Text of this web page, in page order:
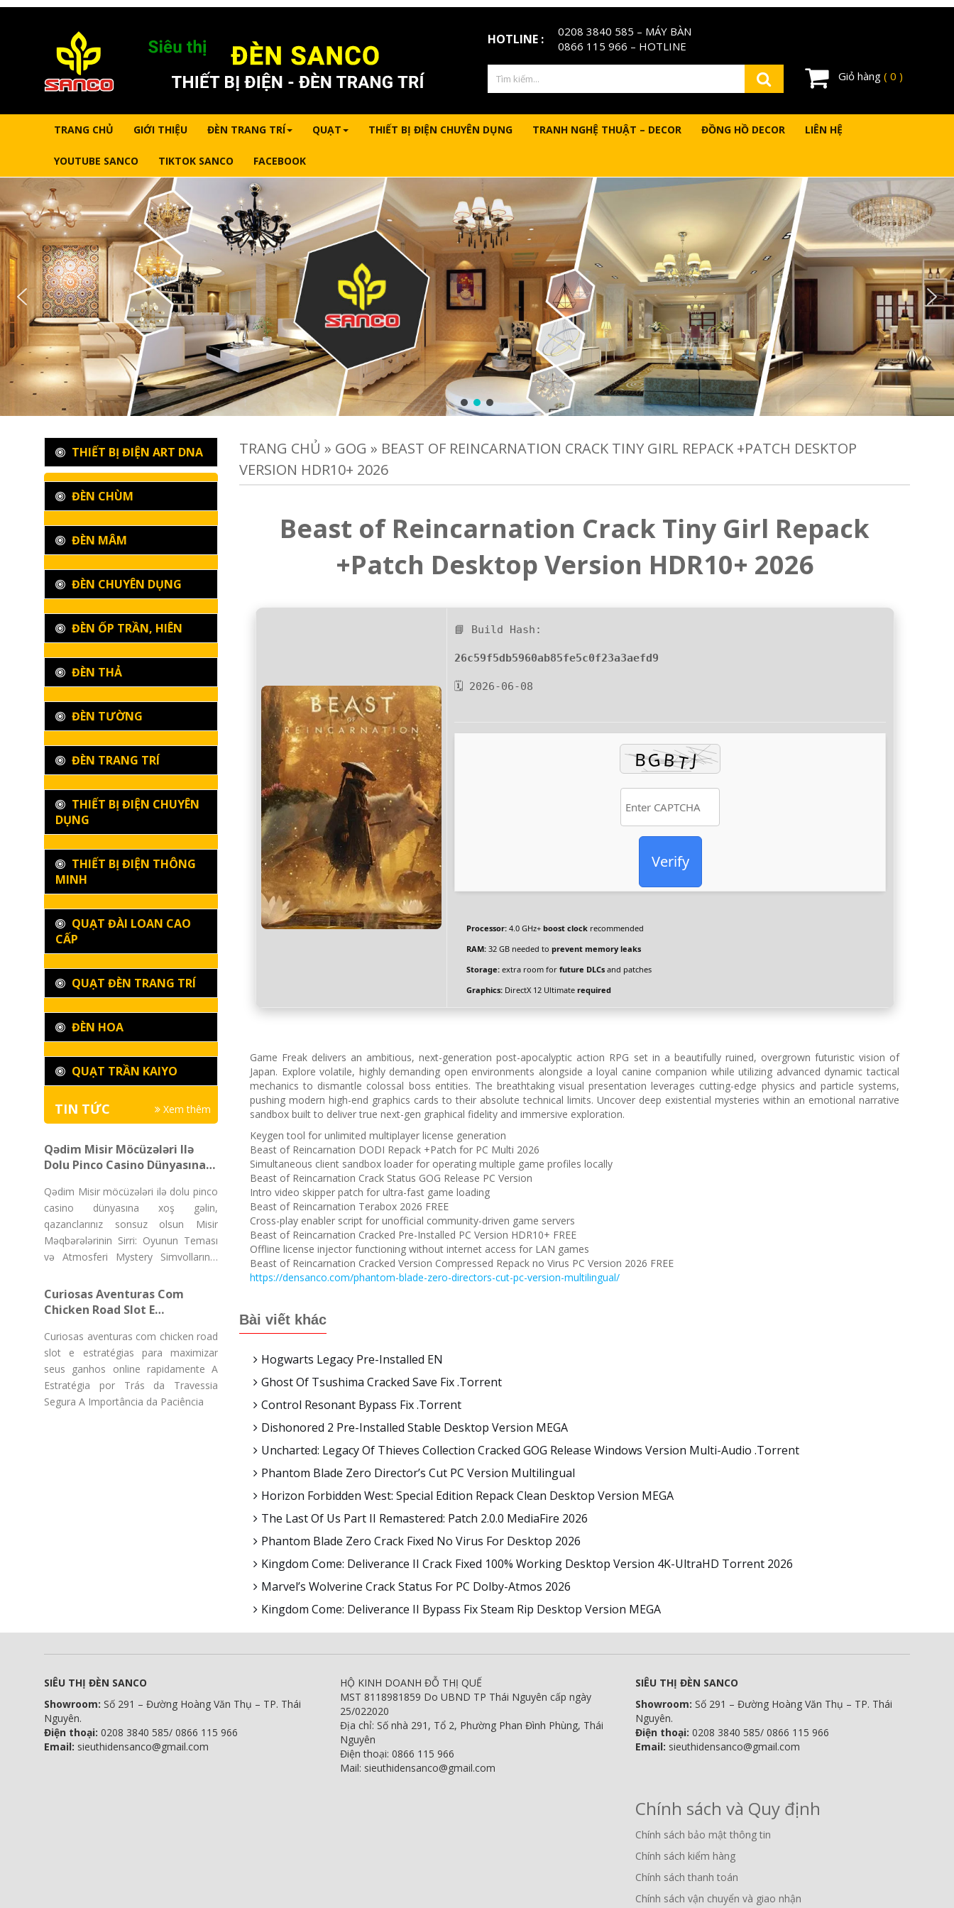
HOTLINE : 0208 3840 585 – MÁY BÀN
0866 115 966 – HOTLINE
Giỏ hàng ( 0 )
TRANG CHỦ GIỚI THIỆU ĐÈN TRANG TRÍ QUẠT THIẾT BỊ ĐIỆN CHUYÊN DỤNG TRANH NGHỆ THUẬT – DECOR ĐỒNG HỒ DECOR LIÊN HỆ
YOUTUBE SANCO TIKTOK SANCO FACEBOOK
TRANG CHỦ » GOG » BEAST OF REINCARNATION CRACK TINY GIRL REPACK +PATCH DESKTOP
VERSION HDR10+ 2026
Beast of Reincarnation Crack Tiny Girl Repack
+Patch Desktop Version HDR10+ 2026
📘 Build Hash:
26c59f5db5960ab85fe5c0f23a3aefd9
🗓 2026-06-08
Verify
Processor: 4.0 GHz+ boost clock recommended
RAM: 32 GB needed to prevent memory leaks
Storage: extra room for future DLCs and patches
Graphics: DirectX 12 Ultimate required
Game Freak delivers an ambitious, next-generation post-apocalyptic action RPG set in a beautifully ruined, overgrown futuristic vision of
Japan. Explore volatile, highly demanding open environments alongside a loyal canine companion while utilizing advanced dynamic tactical
mechanics to dismantle colossal boss entities. The breathtaking visual presentation leverages cutting-edge physics and particle systems,
pushing modern high-end graphics cards to their absolute technical limits. Uncover deep existential mysteries within an emotional narrative
sandbox built to deliver true next-gen graphical fidelity and immersive exploration.
Keygen tool for unlimited multiplayer license generation
Beast of Reincarnation DODI Repack +Patch for PC Multi 2026
Simultaneous client sandbox loader for operating multiple game profiles locally
Beast of Reincarnation Crack Status GOG Release PC Version
Intro video skipper patch for ultra-fast game loading
Beast of Reincarnation Terabox 2026 FREE
Cross-play enabler script for unofficial community-driven game servers
Beast of Reincarnation Cracked Pre-Installed PC Version HDR10+ FREE
Offline license injector functioning without internet access for LAN games
Beast of Reincarnation Cracked Version Compressed Repack no Virus PC Version 2026 FREE
https://densanco.com/phantom-blade-zero-directors-cut-pc-version-multilingual/
Bài viết khác
Hogwarts Legacy Pre-Installed EN
Ghost Of Tsushima Cracked Save Fix .torrent
Control Resonant Bypass Fix .torrent
Dishonored 2 Pre-Installed Stable Desktop Version MEGA
Uncharted: Legacy Of Thieves Collection Cracked GOG Release Windows Version Multi-Audio .torrent
Phantom Blade Zero Director’s Cut PC Version Multilingual
Horizon Forbidden West: Special Edition Repack Clean Desktop Version MEGA
The Last Of Us Part II Remastered: Patch 2.0.0 MediaFire 2026
Phantom Blade Zero Crack Fixed No Virus For Desktop 2026
Kingdom Come: Deliverance II Crack Fixed 100% Working Desktop Version 4K-UltraHD Torrent 2026
Marvel’s Wolverine Crack Status For PC Dolby-Atmos 2026
Kingdom Come: Deliverance II Bypass Fix Steam Rip Desktop Version MEGA
THIẾT BỊ ĐIỆN ART DNA
ĐÈN CHÙM
ĐÈN MÂM
ĐÈN CHUYÊN DỤNG
ĐÈN ỐP TRẦN, HIÊN
ĐÈN THẢ
ĐÈN TƯỜNG
ĐÈN TRANG TRÍ
THIẾT BỊ ĐIỆN CHUYÊN
DỤNG
THIẾT BỊ ĐIỆN THÔNG
MINH
QUẠT ĐÀI LOAN CAO
CẤP
QUẠT ĐÈN TRANG TRÍ
ĐÈN HOA
QUẠT TRẦN KAIYO
TIN TỨC Xem thêm
Qədim Misir Möcüzələri Ilə
Dolu Pinco Casino Dünyasına
Sonsuz Olsun
Qədim Misir möcüzələri ilə dolu pinco
casino dünyasına xoş gəlin,
qazanclarınız sonsuz olsun Misir
Məqbərələrinin Sirri: Oyunun Teması
və Atmosferi Mystery Simvollarının
Curiosas Aventuras Com
Chicken Road Slot E
Seus Ganhos Online
Rapidamente
Curiosas aventuras com chicken road
slot e estratégias para maximizar
seus ganhos online rapidamente A
Estratégia por Trás da Travessia
Segura A Importância da Paciência
SIÊU THỊ ĐÈN SANCO
Showroom: Số 291 – Đường Hoàng Văn Thụ – TP. Thái
Nguyên.
Điện thoại: 0208 3840 585/ 0866 115 966
Email: sieuthidensanco@gmail.com
HỘ KINH DOANH ĐỖ THỊ QUẾ
MST 8118981859 Do UBND TP Thái Nguyên cấp ngày
25/022020
Địa chỉ: Số nhà 291, Tổ 2, Phường Phan Đình Phùng, Thái
Nguyên
Điện thoại: 0866 115 966
Mail: sieuthidensanco@gmail.com
SIÊU THỊ ĐÈN SANCO
Showroom:Số 291 – Đường Hoàng Văn Thụ – TP. Thái
Nguyên.
Điện thoại: 0208 3840 585/ 0866 115 966
Email: sieuthidensanco@gmail.com
Chính sách và Quy định
Chính sách bảo mật thông tin
Chính sách kiểm hàng
Chính sách thanh toán
Chính sách vận chuyển và giao nhận